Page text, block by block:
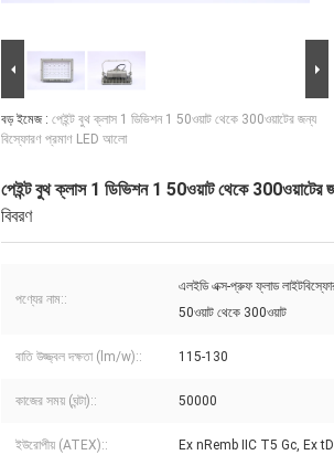
বড় ইমেজ : পেইন্ট বুথ ক্লাস 1 ডিভিশন 1 50ওয়াট থেকে 300ওয়াটের জন্য
বিস্ফোরণ প্রমাণ LED আলো
পেইন্ট বুথ ক্লাস 1 ডিভিশন 1 50ওয়াট থেকে
বিবরণ
পণ্যের নাম::
এলইডি এক্স-প্রুফ ফ্লাড
50ওয়াট থেকে 300ওয়াট
বাতি উজ্জ্বল দক্ষতা (lm/w):: 115-130
কাজের সময় (ঘন্টা):: 50000
ইউরোপীয় (ATEX):: Ex nRemb IIC T5 Gc, Ex